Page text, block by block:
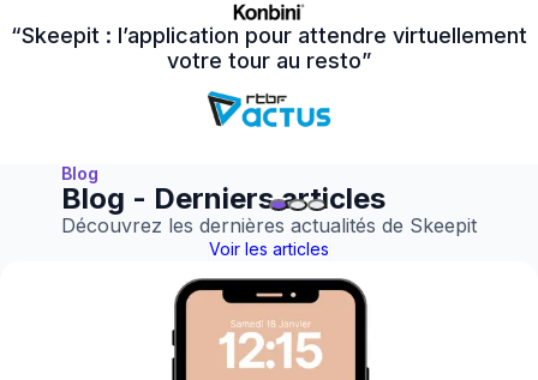
“Skeepit : l’application pour attendre virtuellement
votre tour au resto”
Blog
Blog - Derniers articles
Découvrez les dernières actualités de Skeepit
Voir les articles